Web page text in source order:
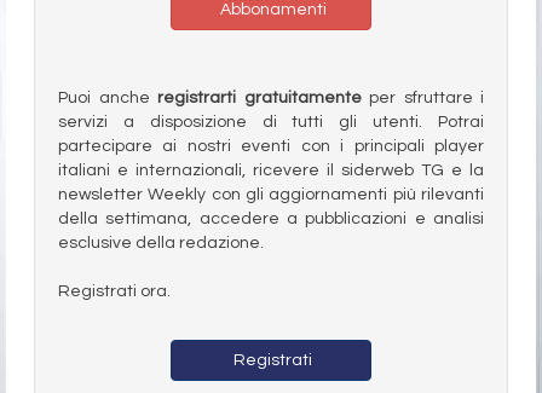
Abbonamenti
Puoi anche registrarti gratuitamenteper sfruttare i
servizi a disposizione di tutti gli utenti. Potrai
partecipare ai nostri eventi con i principali player
italiani e internazionali, ricevere il siderweb TG e la
newsletter Weekly con gli aggiornamenti più rilevanti
della settimana, accedere a pubblicazioni e analisi
esclusive della redazione.
Registrati ora.
Registrati